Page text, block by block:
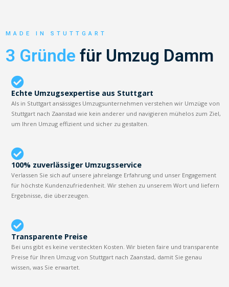
MADE IN STUTTGART
3 Gründe für Umzug Damm
Echte Umzugsexpertise aus Stuttgart
Als in Stuttgart ansässiges Umzugsunternehmen verstehen wir Umzüge von
Stuttgart nach Zaanstad wie kein anderer und navigieren mühelos zum Ziel,
um Ihren Umzug effizient und sicher zu gestalten.
100% zuverlässiger Umzugsservice
Verlassen Sie sich auf unsere jahrelange Erfahrung und unser Engagement
für höchste Kundenzufriedenheit. Wir stehen zu unserem Wort und liefern
Ergebnisse, die überzeugen.
Transparente Preise
Bei uns gibt es keine versteckten Kosten. Wir bieten faire und transparente
Preise für Ihren Umzug von Stuttgart nach Zaanstad, damit Sie genau
wissen, was Sie erwartet.